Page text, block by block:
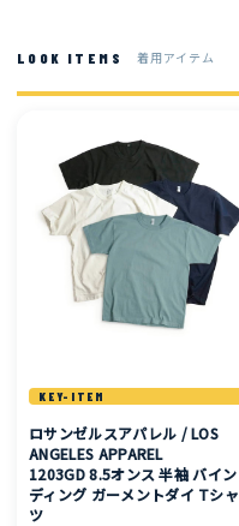
LOOK ITEMS 着用アイテム
KEY-ITEM
ロサンゼルスアパレル / LOS
ANGELES APPAREL
1203GD 8.5オンス 半袖 バイン
ディング ガーメントダイ Tシャ
ツ